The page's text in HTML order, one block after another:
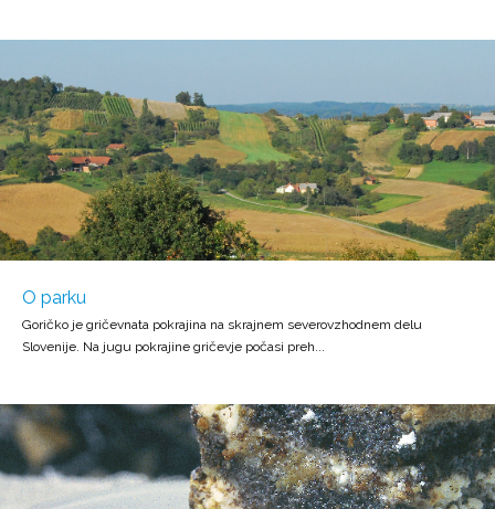
O parku
Goričko je gričevnata pokrajina na skrajnem severovzhodnem delu
Slovenije. Na jugu pokrajine gričevje počasi preh...